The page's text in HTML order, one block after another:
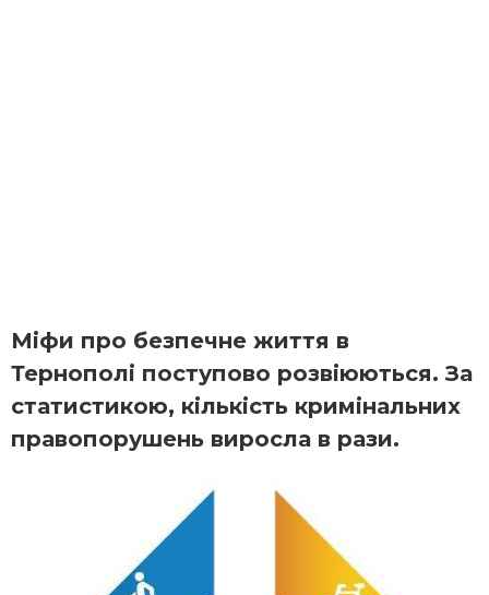
Міфи про безпечне життя в
Тернополі поступово розвіюються. За
статистикою, кількість кримінальних
правопорушень виросла в рази.